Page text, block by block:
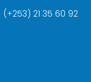
(+253) 21 35 60 92